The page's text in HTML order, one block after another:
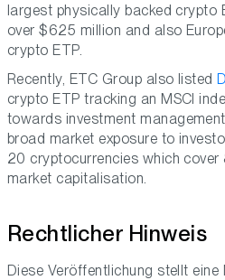
largest physically backed crypto
over $625 million and also
crypto ETP.
Recently, ETC Group also listed
crypto ETP tracking an MSCI
towards investment
broad market exposure to
20 cryptocurrencies which
market capitalisation.
Rechtlicher Hinweis
Diese Veröffentlichung stellt